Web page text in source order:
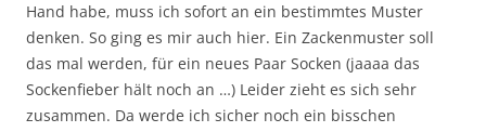
Hand habe, muss ich sofort an ein bestimmtes Muster
denken. So ging es mir auch hier. Ein Zackenmuster soll
das mal werden, für ein neues Paar Socken (jaaaa das
Sockenfieber hält noch an …) Leider zieht es sich sehr
zusammen. Da werde ich sicher noch ein bisschen